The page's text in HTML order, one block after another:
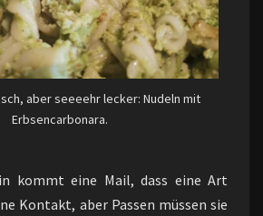
aber seeeehr lecker: Nudeln mit
Erbsencarbonara.
kommt eine Mail, dass eine Art
Kontakt, aber Passen müssen sie